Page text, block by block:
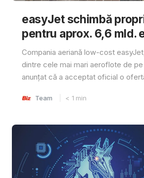
easyJet schimbă
pentru aprox. 6,6 mld.
Compania aeriană low-cost
dintre cele mai mari aeroflote de
anunțat că a acceptat oficial o
Team < 1 min